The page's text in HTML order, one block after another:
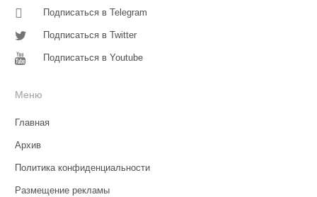
Подписаться в Telegram
Подписаться в Twitter
Подписаться в Youtube
Меню
Главная
Архив
Политика конфиденциальности
Размещение рекламы